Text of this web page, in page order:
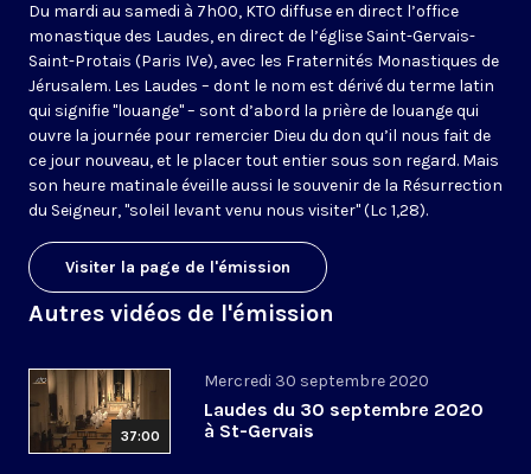
Du mardi au samedi à 7h00, KTO diffuse en direct l’office
monastique des Laudes, en direct de l’église Saint-Gervais-
Saint-Protais (Paris IVe), avec les Fraternités Monastiques de
Jérusalem. Les Laudes – dont le nom est dérivé du terme latin
qui signifie "louange" – sont d’abord la prière de louange qui
ouvre la journée pour remercier Dieu du don qu’il nous fait de
ce jour nouveau, et le placer tout entier sous son regard. Mais
son heure matinale éveille aussi le souvenir de la Résurrection
du Seigneur, "soleil levant venu nous visiter" (Lc 1,28).
Visiter la page de l'émission
Autres vidéos de l'émission
37:00
Mercredi 30 septembre 2020
Laudes du 30 septembre 2020
à St-Gervais